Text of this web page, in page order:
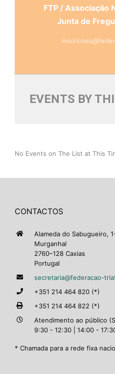
FTP / Associação
Junta de
EVENTS BY
No Events on The List at This
CONTACTOS
Alameda do Sabugueiro,
Murganhal
2760–128 Caxias
Portugal
secretaria@federacao-
+351 214 464 820 (*)
+351 214 464 822 (*)
Atendimento ao público
9:30 - 12:30 | 14:00 -
* Chamada para a rede fixa